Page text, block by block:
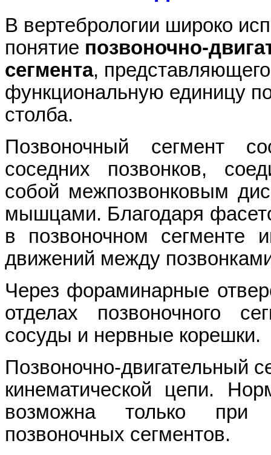
В вертебрологии широко
понятие позвоночно-
сегмента,
функциональную единицу
столба.
Позвоночный сегмент
соседних позвонков,
собой межпозвонковым
мышцами. Благодаря
в позвоночном сегменте
движений между
Через фораминарные
отделах позвоночного
сосуды и нервные корешки.
Позвоночно-двигательный
кинематической цепи.
возможна только при
позвоночных сегментов.